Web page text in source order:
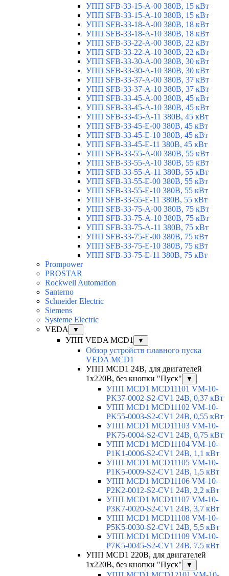
УПП SFB-33-15-A-00 380В, 15 кВт
УПП SFB-33-15-A-10 380В, 15 кВт
УПП SFB-33-18-A-00 380В, 18 кВт
УПП SFB-33-18-A-10 380В, 18 кВт
УПП SFB-33-22-A-00 380В, 22 кВт
УПП SFB-33-22-A-10 380В, 22 кВт
УПП SFB-33-30-A-00 380В, 30 кВт
УПП SFB-33-30-A-10 380В, 30 кВт
УПП SFB-33-37-A-00 380В, 37 кВт
УПП SFB-33-37-A-10 380В, 37 кВт
УПП SFB-33-45-A-00 380В, 45 кВт
УПП SFB-33-45-A-10 380В, 45 кВт
УПП SFB-33-45-A-11 380В, 45 кВт
УПП SFB-33-45-E-00 380В, 45 кВт
УПП SFB-33-45-E-10 380В, 45 кВт
УПП SFB-33-45-E-11 380В, 45 кВт
УПП SFB-33-55-A-00 380В, 55 кВт
УПП SFB-33-55-A-10 380В, 55 кВт
УПП SFB-33-55-A-11 380В, 55 кВт
УПП SFB-33-55-E-00 380В, 55 кВт
УПП SFB-33-55-E-10 380В, 55 кВт
УПП SFB-33-55-E-11 380В, 55 кВт
УПП SFB-33-75-A-00 380В, 75 кВт
УПП SFB-33-75-A-10 380В, 75 кВт
УПП SFB-33-75-A-11 380В, 75 кВт
УПП SFB-33-75-E-00 380В, 75 кВт
УПП SFB-33-75-E-10 380В, 75 кВт
УПП SFB-33-75-E-11 380В, 75 кВт
Prompower
PROSTAR
Rockwell Automation
Santerno
Schneider Electric
Siemens
Systeme Electric
VEDA
▼
УПП VEDA MCD1 ▼
Обзор устройств плавного пуска
VEDA MCD1
УПП MCD1 24В, для двигателей
1х220В, без кнопки "Пуск"
▼
УПП MCD1 MCD11101 VM-10-
PK37-0002-S2-CV1 24В, 0,37 кВт
УПП MCD1 MCD11102 VM-10-
PK55-0003-S2-CV1 24В, 0,55 кВт
УПП MCD1 MCD11103 VM-10-
PK75-0004-S2-CV1 24В, 0,75 кВт
УПП MCD1 MCD11104 VM-10-
P1K1-0006-S2-CV1 24В, 1,1 кВт
УПП MCD1 MCD11105 VM-10-
P1K5-0009-S2-CV1 24В, 1,5 кВт
УПП MCD1 MCD11106 VM-10-
P2K2-0012-S2-CV1 24В, 2,2 кВт
УПП MCD1 MCD11107 VM-10-
P3K7-0020-S2-CV1 24В, 3,7 кВт
УПП MCD1 MCD11108 VM-10-
P5K5-0030-S2-CV1 24В, 5,5 кВт
УПП MCD1 MCD11109 VM-10-
P7K5-0045-S2-CV1 24В, 7,5 кВт
УПП MCD1 220В, для двигателей
1х220В, без кнопки "Пуск"
▼